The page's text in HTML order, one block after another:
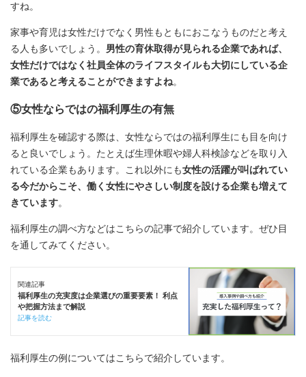
すね。
家事や育児は女性だけでなく男性もともにおこなうものだと考え
る人も多いでしょう。 男性の育休取得が見られる企業であれば、
女性だけではなく社員全体のライフスタイルも大切にしている企
業であると考えることができますよね。
⑤女性ならではの福利厚生の有無
福利厚生を確認する際は、女性ならではの福利厚生にも目を向け
ると良いでしょう。たとえば生理休暇や婦人科検診などを取り入
れている企業もあります。これ以外にも女性の活躍が叫ばれてい
る今だからこそ、働く女性にやさしい制度を設ける企業も増えて
きています。
福利厚生の調べ方などはこちらの記事で紹介しています。ぜひ目
を通してみてください。
関連記事
福利厚生の充実度は企業選びの重要要素！ 利点
や把握方法まで解説
記事を読む
福利厚生の例についてはこちらで紹介しています。